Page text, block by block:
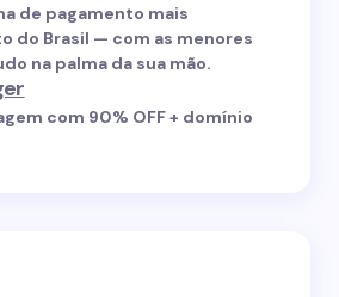
de pagamento mais
do Brasil — com as menores
na palma da sua mão.
com 90% OFF + domínio